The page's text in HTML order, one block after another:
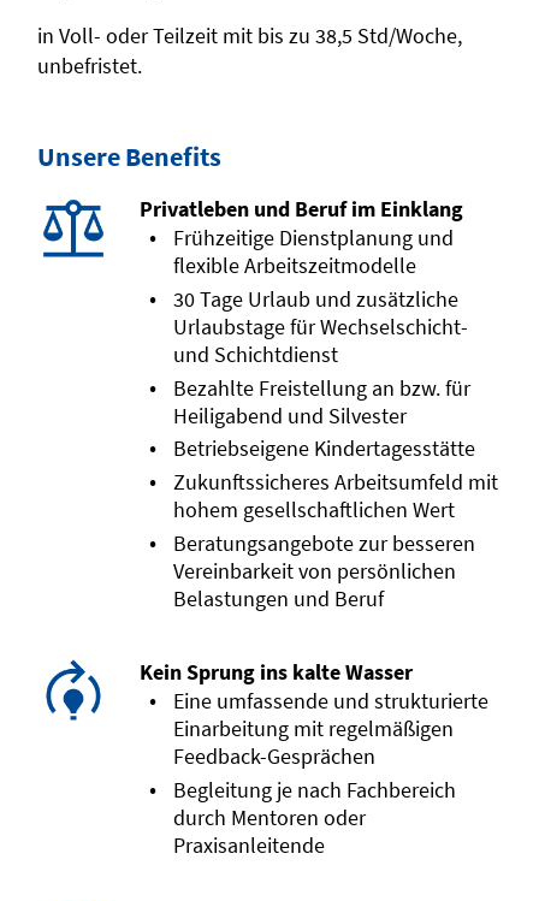
in Voll- oder Teilzeit mit bis zu 38,5 Std/Woche,
unbefristet.
Unsere Benefits
Privatleben und Beruf im Einklang
Frühzeitige Dienstplanung und
flexible Arbeitszeitmodelle
30 Tage Urlaub und zusätzliche
Urlaubstage für Wechselschicht-
und Schichtdienst
Bezahlte Freistellung an bzw. für
Heiligabend und Silvester
Betriebseigene Kindertagesstätte
Zukunftssicheres Arbeitsumfeld mit
hohem gesellschaftlichen Wert
Beratungsangebote zur besseren
Vereinbarkeit von persönlichen
Belastungen und Beruf
Kein Sprung ins kalte Wasser
Eine umfassende und strukturierte
Einarbeitung mit regelmäßigen
Feedback-Gesprächen
Begleitung je nach Fachbereich
durch Mentoren oder
Praxisanleitende